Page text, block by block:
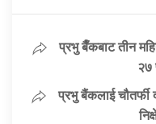
प्रभु बैँकबाट तीन
२७
प्रभु बैंकलाई चौतर्फी